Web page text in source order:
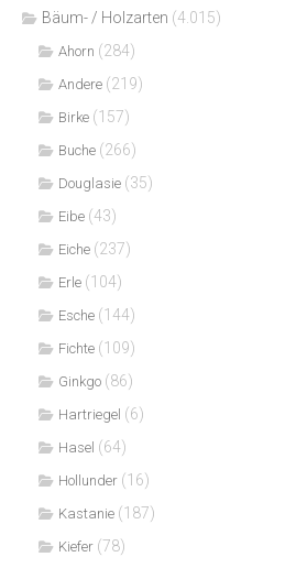
Bäum- / Holzarten (4.015)
Ahorn (284)
Andere (219)
Birke (157)
Buche (266)
Douglasie (35)
Eibe (43)
Eiche (237)
Erle (104)
Esche (144)
Fichte (109)
Ginkgo (86)
Hartriegel (6)
Hasel (64)
Hollunder (16)
Kastanie (187)
Kiefer (78)